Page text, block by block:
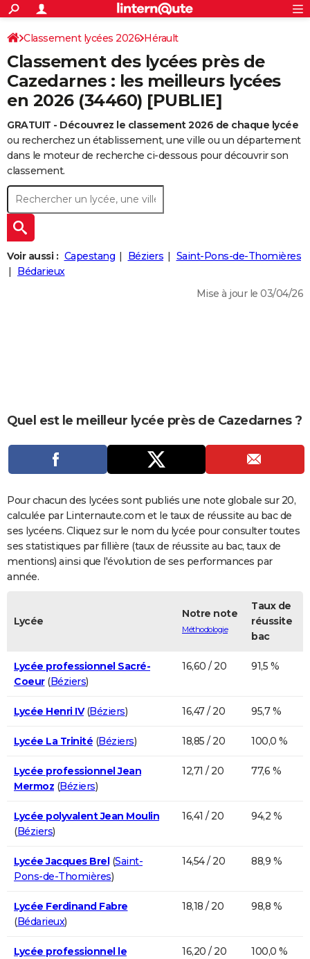
ACTUALITÉS
Politique
Société
Faits Divers
Education
Monde
Villes
+
SPORT
Coupe du monde 2026
Football
Tennis
Cyclisme
Rugby
Forum
Programme TV
TNT
Streaming
Cinéma
Sorties cinéma
Musique
+
FINANCE
Retraite
Impôts
Epargne
Immobilier
Risques naturels par ville
Banque
Assurance
Crédit
AUTO
Essais
Réserver un essai
Citadines
Berlines
SUV
Forum auto
+
HIGH-TECH
BRICOLAGE
Forum
Aménagement intérieur
Extérieur
Cuisine
Salle de bains
Jardinage
Rangement
+WEEK-END
Guides de France
Escapades
Patrimoine
Expositions
Musées
Week-end nature
+
LIFESTYLE
Art de vivre
Bien-être
Loisirs
Mode
Modes de vie
SANTE
Dictionnaire
Biographies
Expressions
Proverbes
PROGRAMME TV
COPAINS D'AVANT
S'inscrire
Se connecter
Lycées
Collèges
Primaires
Universités
Entreprises
Service militaire
Avis de recherche
AVIS DE DÉCÈS
FORUM
Bricolage
Lifestyle
Culture
Sport
Auto
Television
Voyage
Cinema
S'inscrire
Connexion
Classement lycées 2026 Hérault
Classement des lycées près de
Cazedarnes : les meilleurs lycées
en 2026 (34460) [PUBLIE]
GRATUIT - Découvrez le classement 2026 de chaque lycée
ou recherchez un établissement, une ville ou un département
dans le moteur de recherche ci-dessous pour découvrir son
classement.
Voir aussi : Capestang Béziers
Saint-Pons-de-Thomières
Bédarieux
Mise à jour le 03/04/26
Quel est le meilleur lycée près de Cazedarnes ?
Pour chacun des lycées sont publiés une note globale sur 20,
calculée par Linternaute.com et le taux de réussite au bac de
ses lycéens. Cliquez sur le nom du lycée pour consulter toutes
ses statistiques par fillière (taux de réussite au bac, taux de
mentions) ainsi que l'évolution de ses performances par
année.
Lycée
Notre note
Méthodologie
Taux de
réussite
bac
Lycée professionnel Sacré-
Coeur(Béziers)
16,60 / 20 91,5 %
Lycée Henri IV(Béziers) 16,47 / 20 95,7 %
Lycée La Trinité (Béziers) 18,85 / 20 100,0 %
Lycée professionnel Jean
Mermoz (Béziers)
12,71 / 20 77,6 %
Lycée polyvalent Jean Moulin
(Béziers)
16,41 / 20 94,2 %
Lycée Jacques Brel(Saint-
Pons-de-Thomières)
14,54 / 20 88,9 %
Lycée Ferdinand Fabre
(Bédarieux)
18,18 / 20 98,8 %
Lycée professionnel le
16,20 / 20 100,0 %